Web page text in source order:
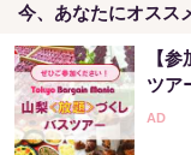
今、あなたにオスス
【
ツア